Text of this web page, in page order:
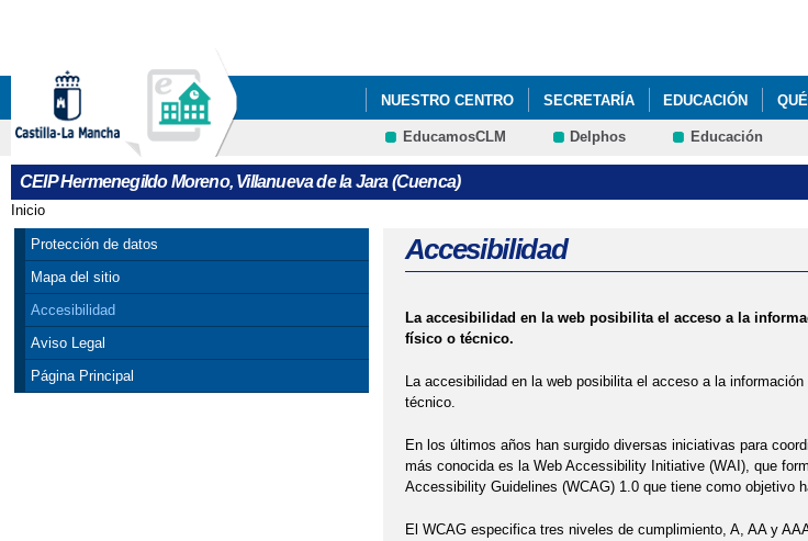
NUESTRO CENTRO SECRETARÍA EDUCACIÓN
CONVOCATORIA AYUDAS LIBROS DE TEXTO CURSO 2018/
LIBROS DE TEXTO CURSO 2016/2017
EducamosCLM Delphos Educación
CEIP Hermenegildo Moreno, Villanueva de la Jara (Cuenca)
Se encuentra usted aquí
Inicio
Protección de datos
Mapa del sitio
Accesibilidad
Aviso Legal
Página Principal
Accesibilidad
La accesibilidad en la web posibilita el acceso a la
físico o técnico.
La accesibilidad en la web posibilita el acceso a la
técnico.
En los últimos años han surgido diversas iniciativas para
más conocida es la Web Accessibility Initiative (WAI), que
Accessibility Guidelines (WCAG) 1.0 que tiene como objetivo
El WCAG especifica tres niveles de cumplimiento, A, AA y